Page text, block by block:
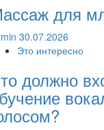
для
30.07.2026
Это интересно
должно